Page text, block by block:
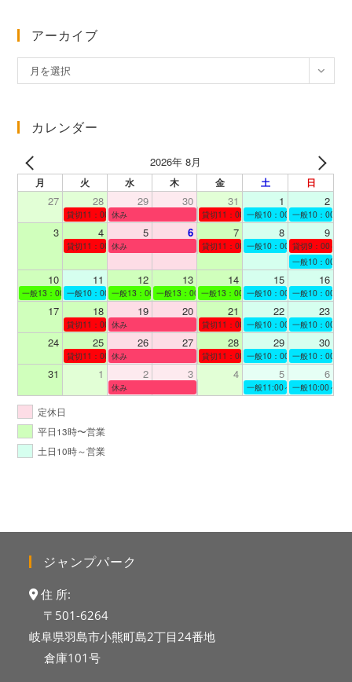
アーカイブ
ー
イ
月を選択
カレンダー
2026年 8月
月 火 水 木 金 土 日
27 28 29 30 31 1 2
貸切11：00～12：00
休み 貸切11：00～12：00一般10：00～19：00
一般10：00～
3 4 5 6 7 8 9
貸切11：00～12：00
休み 貸切11：00～12：00一般10：00～19：00
貸切9：00～10
一般10：00～
10 11 12 13 14 15 16
一般13：00～19：00一般10：00～19：00一般13：00～19：00一般13：00～19：00一般13：00～19：00一般10：00～19：00
一般10：00～
17 18 19 20 21 22 23
貸切11：00～12：00
休み 貸切11：00～13：00一般10：00～19：00
一般10：00～
24 25 26 27 28 29 30
貸切11：00～12：00
休み 貸切11：00～12：00一般10：00～19：00
一般10：00～
31 1 2 3 4 5 6
休み 一般11:00～19:00一般10:00～
定休日
平日13時〜営業
土日10時～営業
ジャンプパーク
住 所:
〒501-6264
岐阜県羽島市小熊町島2丁目24番地
倉庫101号